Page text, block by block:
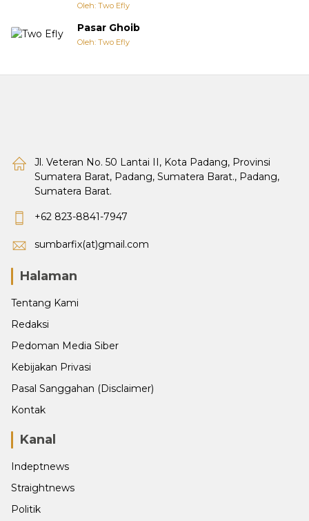
Oleh: Two Efly
Pasar Ghoib
Oleh: Two Efly
Jl. Veteran No. 50 Lantai II, Kota Padang, Provinsi
Sumatera Barat, Padang, Sumatera Barat., Padang,
Sumatera Barat.
+62 823-8841-7947
sumbarfix(at)gmail.com
Halaman
Tentang Kami
Redaksi
Pedoman Media Siber
Kebijakan Privasi
Pasal Sanggahan (Disclaimer)
Kontak
Kanal
Indeptnews
Straightnews
Politik